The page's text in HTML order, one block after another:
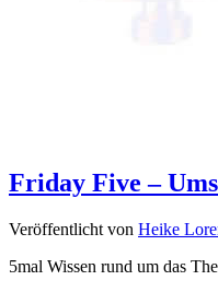
Friday Five –
Veröffentlicht von Heike
5mal Wissen rund um das